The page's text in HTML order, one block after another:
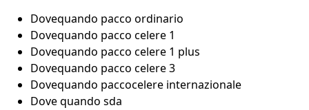
Dovequando pacco ordinario
Dovequando pacco celere 1
Dovequando pacco celere 1 plus
Dovequando pacco celere 3
Dovequando paccocelere internazionale
Dove quando sda